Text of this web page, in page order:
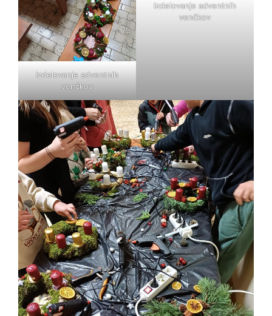
Izdelovanje adventnih
venčkov
Izdelovanje adventnih
venčkov